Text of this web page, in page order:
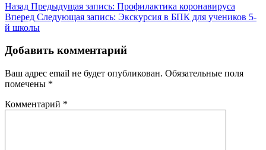
Назад Предыдущая запись: Профилактика коронавируса
Вперед Следующая запись: Экскурсия в БПК для учеников 5-
й школы
Добавить комментарий
Ваш адрес email не будет опубликован. Обязательные поля
помечены *
Комментарий *